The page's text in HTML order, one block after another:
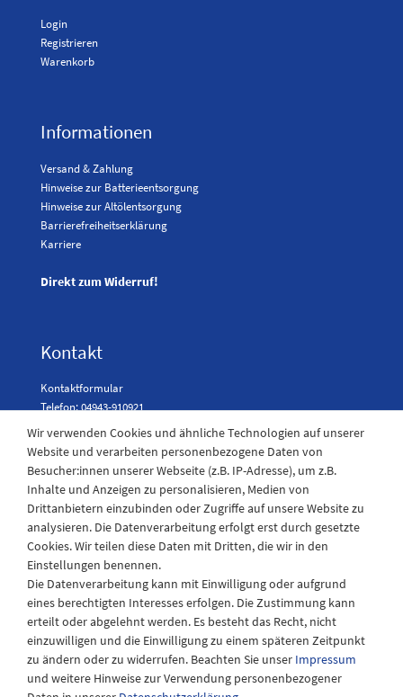
Login
Registrieren
Warenkorb
Informationen
Versand & Zahlung
Hinweise zur Batterieentsorgung
Hinweise zur Altölentsorgung
Barrierefreiheitserklärung
Karriere
Direkt zum Widerruf!
Kontakt
Kontaktformular
Telefon: 04943-910921
Laden Öffnungszeiten
Montag - Freitag
08:30 - 12:30 und 13.00 - 17.30 Uhr
Samstags
08:30 bis 12:30 Uhr
Wir verwenden Cookies und ähnliche Technologien auf unserer
Website und verarbeiten personenbezogene Daten von
Besucher:innen unserer Webseite (z.B. IP-Adresse), um z.B.
Inhalte und Anzeigen zu personalisieren, Medien von
Drittanbietern einzubinden oder Zugriffe auf unsere Website zu
analysieren. Die Datenverarbeitung erfolgt erst durch gesetzte
Cookies. Wir teilen diese Daten mit Dritten, die wir in den
Einstellungen benennen.
Die Datenverarbeitung kann mit Einwilligung oder aufgrund
eines berechtigten Interesses erfolgen. Die Zustimmung kann
erteilt oder abgelehnt werden. Es besteht das Recht, nicht
einzuwilligen und die Einwilligung zu einem späteren Zeitpunkt
zu ändern oder zu widerrufen. Beachten Sie unser Impressum
und weitere Hinweise zur Verwendung personenbezogener